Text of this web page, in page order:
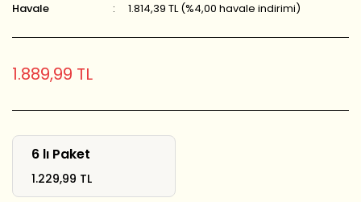
Havale
1.814,39 TL (%4,00 havale indirimi)
1.889,99 TL
6 lı Paket
1.229,99 TL